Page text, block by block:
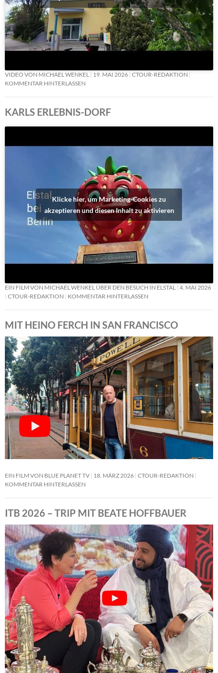
VIDEO VON MICHAEL WENKEL 19. MAI 2026 CTOUR-REDAKTION
KOMMENTAR HINTERLASSEN
KARLS ERLEBNIS-DORF
Klicke hier, um Marketing-Cookies zu
akzeptieren und diesen Inhalt zu aktivieren
EIN FILM VON MICHAEL WENKEL ÜBER DEN BESUCH IN ELSTAL
4. MAI 2026
CTOUR-REDAKTION
KOMMENTAR HINTERLASSEN
MIT HEINO FERCH IN SAN FRANCISCO
EIN FILM VON BLUE PLANET TV 18. MÄRZ 2026 CTOUR-REDAKTION
KOMMENTAR HINTERLASSEN
ITB 2026 – TRIP MIT BEATE HOFFBAUER